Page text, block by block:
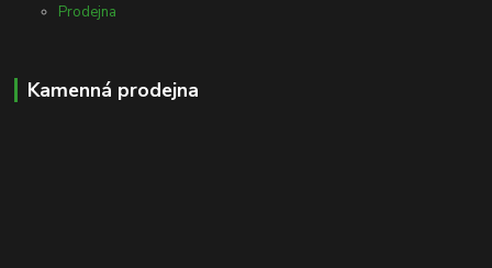
Prodejna
Kamenná prodejna